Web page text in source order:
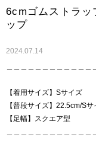
6cmゴムストラッ
ップ
2024.07.14
【着用サイズ】Sサイズ
【普段サイズ】22.5cm/Sサ
【足幅】スクエア型